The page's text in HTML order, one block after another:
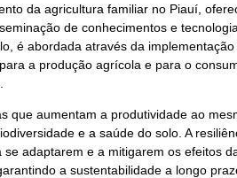
da agricultura familiar no Piauí,
de conhecimentos e
é abordada através da
a produção agrícola e para o
que aumentam a produtividade ao
e a saúde do solo. A
adaptarem e a mitigarem os efeitos
a sustentabilidade a longo